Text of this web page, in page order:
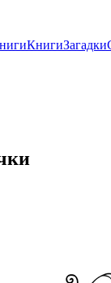
КнигиЗагадки